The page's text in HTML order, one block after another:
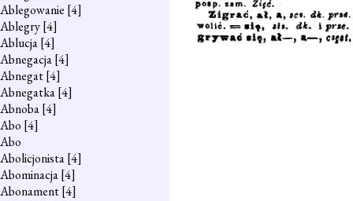
Ablegowanie [4]
Ablegry[4]
Ablucja[4]
Abnegacja[4]
Abnegat[4]
Abnegatka[4]
Abnoba[4]
Abo [4]
Abo
Abolicjonista[4]
Abominacja[4]
Abonament[4]